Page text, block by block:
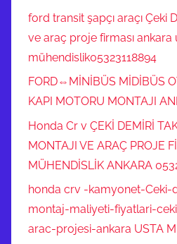
ford transit şapçı araçı Çeki
ve araç proje firması ankara
mühendislik05323118894
FORD⇔MİNİBÜS MİDİBÜS
KAPI MOTORU MONTAJI
Honda Cr v ÇEKİ DEMİRİ
MONTAJI VE ARAÇ PROJE
MÜHENDİSLİK ANKARA
honda crv -kamyonet-Ceki-
montaj-maliyeti-fiyatlari-
arac-projesi-ankara USTA